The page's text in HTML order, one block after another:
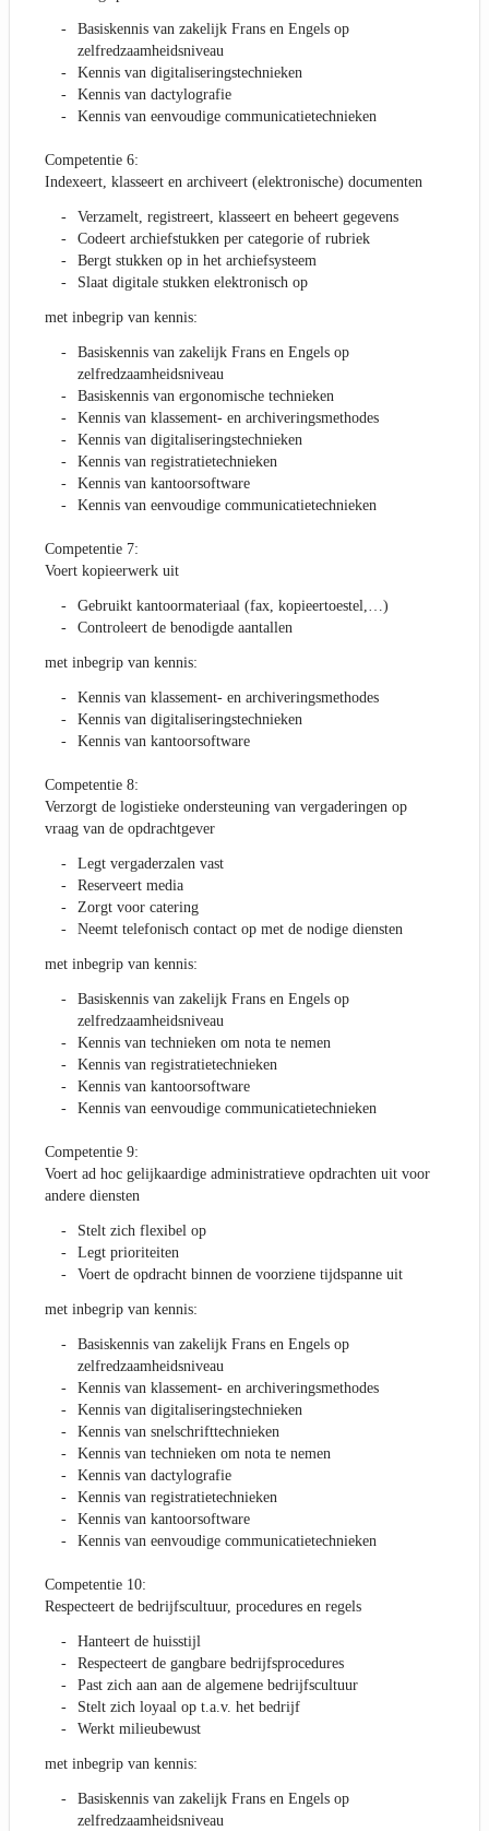
Basiskennis van zakelijk Frans en Engels op
zelfredzaamheidsniveau
Kennis van digitaliseringstechnieken
Kennis van dactylografie
Kennis van eenvoudige communicatietechnieken
Competentie 6:
Indexeert, klasseert en archiveert (elektronische) documenten
Verzamelt, registreert, klasseert en beheert gegevens
Codeert archiefstukken per categorie of rubriek
Bergt stukken op in het archiefsysteem
Slaat digitale stukken elektronisch op
met inbegrip van kennis:
Basiskennis van zakelijk Frans en Engels op
zelfredzaamheidsniveau
Basiskennis van ergonomische technieken
Kennis van klassement- en archiveringsmethodes
Kennis van digitaliseringstechnieken
Kennis van registratietechnieken
Kennis van kantoorsoftware
Kennis van eenvoudige communicatietechnieken
Competentie 7:
Voert kopieerwerk uit
Gebruikt kantoormateriaal (fax, kopieertoestel,…)
Controleert de benodigde aantallen
met inbegrip van kennis:
Kennis van klassement- en archiveringsmethodes
Kennis van digitaliseringstechnieken
Kennis van kantoorsoftware
Competentie 8:
Verzorgt de logistieke ondersteuning van vergaderingen op
vraag van de opdrachtgever
Legt vergaderzalen vast
Reserveert media
Zorgt voor catering
Neemt telefonisch contact op met de nodige diensten
met inbegrip van kennis:
Basiskennis van zakelijk Frans en Engels op
zelfredzaamheidsniveau
Kennis van technieken om nota te nemen
Kennis van registratietechnieken
Kennis van kantoorsoftware
Kennis van eenvoudige communicatietechnieken
Competentie 9:
Voert ad hoc gelijkaardige administratieve opdrachten uit voor
andere diensten
Stelt zich flexibel op
Legt prioriteiten
Voert de opdracht binnen de voorziene tijdspanne uit
met inbegrip van kennis:
Basiskennis van zakelijk Frans en Engels op
zelfredzaamheidsniveau
Kennis van klassement- en archiveringsmethodes
Kennis van digitaliseringstechnieken
Kennis van snelschrifttechnieken
Kennis van technieken om nota te nemen
Kennis van dactylografie
Kennis van registratietechnieken
Kennis van kantoorsoftware
Kennis van eenvoudige communicatietechnieken
Competentie 10:
Respecteert de bedrijfscultuur, procedures en regels
Hanteert de huisstijl
Respecteert de gangbare bedrijfsprocedures
Past zich aan aan de algemene bedrijfscultuur
Stelt zich loyaal op t.a.v. het bedrijf
Werkt milieubewust
met inbegrip van kennis:
Basiskennis van zakelijk Frans en Engels op
zelfredzaamheidsniveau